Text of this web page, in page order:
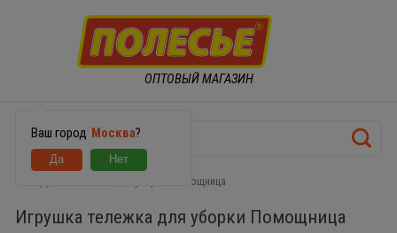
ОПТОВЫЙ МАГАЗИН
Ваш город Москва?
Игрушка тележка для уборки Помощница
Игрушка тележка для уборки Помощница